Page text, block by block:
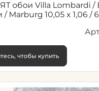
обои Villa Lombardi /
Marburg 10,05 x 1,06 / 6
чтобы купить